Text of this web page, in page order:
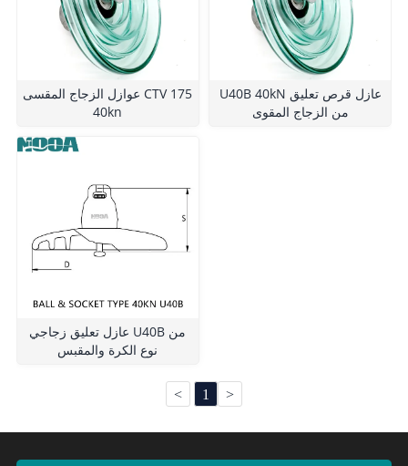
عوازل الزجاج المقسى CTV 175
40kn
U40B 40kN عازل قرص تعليق
من الزجاج المقوى
عازل تعليق زجاجي U40B من
نوع الكرة والمقبس
< 1 >